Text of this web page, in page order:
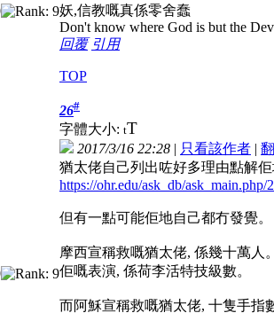
妖,信教嘅真係零舍蠢
Don't know where God is but the
回覆 引用
TOP
26#
字體大小: tT
2017/3/16 22:28 | 只看該作者 |
猶太佬自己列出咗好多理由點解
https://ohr.edu/ask_db/ask_main.php/
但有一點可能佢地自己都冇發覺。
摩西宣稱救嘅猶太佬, 係幾十萬人
佢嘅表演, 係荷李活特技級數。
而阿穌宣稱救嘅猶太佬, 十隻手指